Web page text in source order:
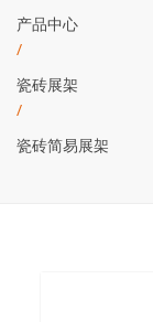
产品中心
/
瓷砖展架
/
瓷砖简易展架